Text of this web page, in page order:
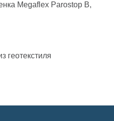
Megaflex Parostop B,
геотекстиля